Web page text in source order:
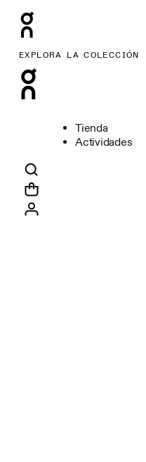
EXPLORA LA COLECCIÓN
Tienda
Actividades